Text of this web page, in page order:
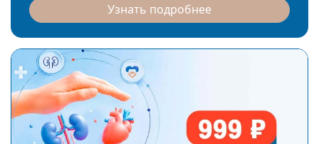
Узнать подробнее